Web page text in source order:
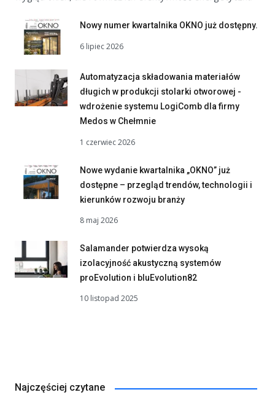
Nowy numer kwartalnika OKNO już dostępny.
6 lipiec 2026
Automatyzacja składowania materiałów
długich w produkcji stolarki otworowej -
wdrożenie systemu LogiComb dla firmy
Medos w Chełmnie
1 czerwiec 2026
Nowe wydanie kwartalnika „OKNO” już
dostępne – przegląd trendów, technologii i
kierunków rozwoju branży
8 maj 2026
Salamander potwierdza wysoką
izolacyjność akustyczną systemów
proEvolution i bluEvolution82
10 listopad 2025
Najczęściej czytane